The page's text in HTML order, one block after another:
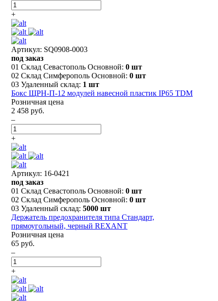
+
Артикул: SQ0908-0003
под заказ
01 Склад Севастополь Основной: 0 шт
02 Склад Симферополь Основной: 0 шт
03 Удаленный склад: 1 шт
Бокс ЩРН-П-12 модулей навесной пластик IP65 TDM
Розничная цена
2 458 руб.
–
+
Артикул: 16-0421
под заказ
01 Склад Севастополь Основной: 0 шт
02 Склад Симферополь Основной: 0 шт
03 Удаленный склад: 5000 шт
Держатель предохранителя типа Стандарт,
прямоугольный, черный REXANT
Розничная цена
65 руб.
–
+